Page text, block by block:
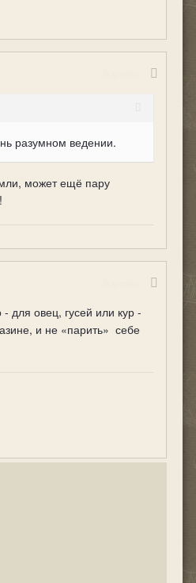
разумном ведении.
может ещё пару
для овец, гусей или кур -
и не «парить» себе